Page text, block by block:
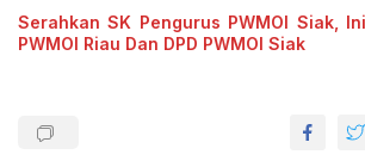
Serahkan SK Pengurus PWMOI Siak,
PWMOI Riau Dan DPD PWMOI Siak